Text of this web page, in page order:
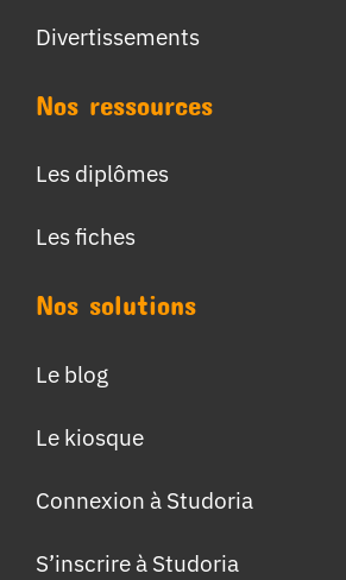
Divertissements
Nos ressources
Les diplômes
Les fiches
Nos solutions
Le blog
Le kiosque
Connexion à Studoria
S’inscrire à Studoria